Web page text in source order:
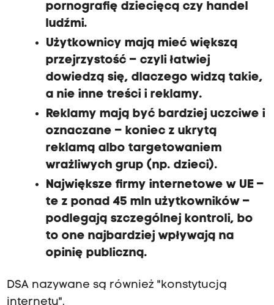
pornografię dziecięcą czy handel
ludźmi.
Użytkownicy mają mieć większą
przejrzystość – czyli łatwiej
dowiedzą się, dlaczego widzą takie,
a nie inne treści i reklamy.
Reklamy mają być bardziej uczciwe i
oznaczane – koniec z ukrytą
reklamą albo targetowaniem
wrażliwych grup (np. dzieci).
Największe firmy internetowe w UE –
te z ponad 45 mln użytkowników –
podlegają szczególnej kontroli, bo
to one najbardziej wpływają na
opinię publiczną.
DSA nazywane są również "konstytucją
internetu".